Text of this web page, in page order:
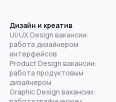
Дизайн и креатив
UI/UX Design вакансии:
работа дизайнером
интерфейсов
Product Design вакансии:
работа продуктовым
дизайнером
Graphic Design вакансии: